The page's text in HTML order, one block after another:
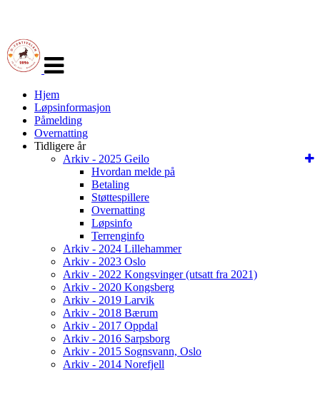
navigasjon
Hjem
Løpsinformasjon
Påmelding
Overnatting
Tidligere år
Arkiv - 2025 Geilo
Hvordan melde på
Betaling
Støttespillere
Overnatting
Løpsinfo
Terrenginfo
Arkiv - 2024 Lillehammer
Arkiv - 2023 Oslo
Arkiv - 2022 Kongsvinger (utsatt fra 2021)
Arkiv - 2020 Kongsberg
Arkiv - 2019 Larvik
Arkiv - 2018 Bærum
Arkiv - 2017 Oppdal
Arkiv - 2016 Sarpsborg
Arkiv - 2015 Sognsvann, Oslo
Arkiv - 2014 Norefjell